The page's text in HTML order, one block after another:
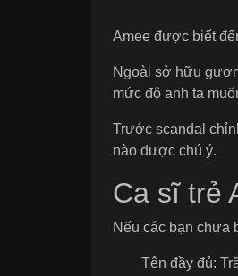
Amee được biết
Ngoài sở hữu
mức độ anh ta
Trước scandal
nào được chú ý.
Ca sĩ trẻ
Nếu các bạn chưa
Tên đầy đủ: